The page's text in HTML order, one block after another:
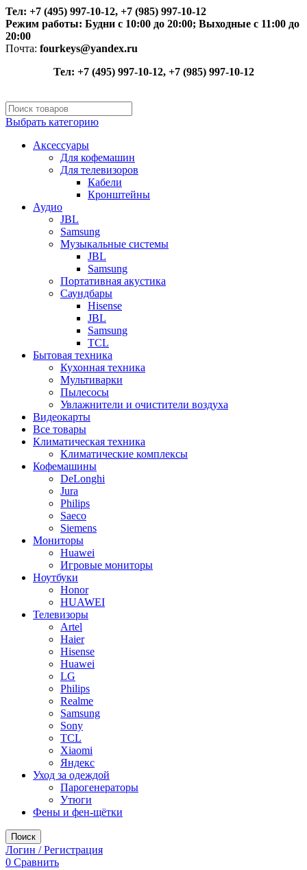
Тел: +7 (495) 997-10-12, +7 (985) 997-10-12
Режим работы: Будни с 10:00 до 20:00; Выходные с 11:00 до
20:00
Почта: fourkeys@yandex.ru
Тел: +7 (495) 997-10-12, +7 (985) 997-10-12
Выбрать категорию
Аксессуары
Для кофемашин
Для телевизоров
Кабели
Кронштейны
Аудио
JBL
Samsung
Музыкальные системы
JBL
Samsung
Портативная акустика
Саундбары
Hisense
JBL
Samsung
TCL
Бытовая техника
Кухонная техника
Мультиварки
Пылесосы
Увлажнители и очистители воздуха
Видеокарты
Все товары
Климатическая техника
Климатические комплексы
Кофемашины
DeLonghi
Jura
Philips
Saeco
Siemens
Мониторы
Huawei
Игровые мониторы
Ноутбуки
Honor
HUAWEI
Телевизоры
Artel
Haier
Hisense
Huawei
LG
Philips
Realme
Samsung
Sony
TCL
Xiaomi
Яндекс
Уход за одеждой
Парогенераторы
Утюги
Фены и фен-щётки
Поиск
Логин / Регистрация
0 Сравнить